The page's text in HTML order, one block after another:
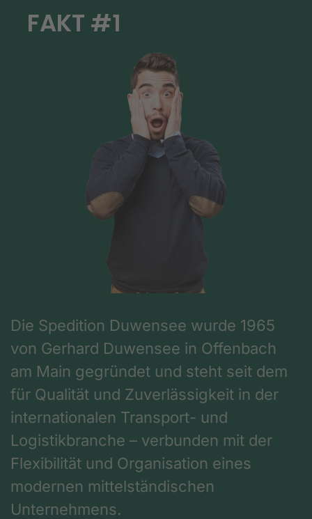
FAKT #1
Die Spedition Duwensee wurde 1965
von Gerhard Duwensee in Offenbach
am Main gegründet und steht seit dem
für Qualität und Zuverlässigkeit in der
internationalen Transport- und
Logistikbranche – verbunden mit der
Flexibilität und Organisation eines
modernen mittelständischen
Unternehmens.